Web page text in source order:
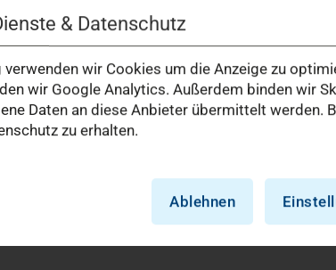
| BrustkrebsZentrum Marien Hospital
Düsseldorf / Neuss
Hospital Düsseldorf
& Datenschutz
wir Cookies um die Anzeige zu
wir Google Analytics. Außerdem binden wir
Daten an diese Anbieter übermittelt werden.
zu erhalten.
Ablehnen